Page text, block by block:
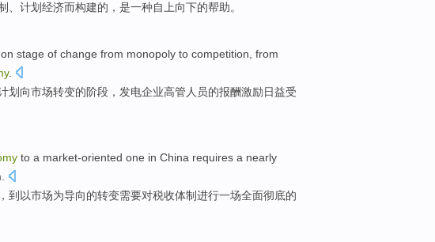
、 计划经济而构建的， 是一种自上向下的帮助。
on stage of change from monopoly to competition , from
.
划 向市场转变的阶段，发电企业高管人员的报酬激励日益受
to a market-oriented one in China requires a nearly
， 到 以市场为导向的转变需要对税收体制进行一场全面彻底的